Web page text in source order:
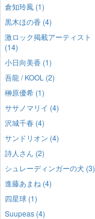
倉知玲鳳 (1)
黒木ほの香 (4)
激ロック掲載アーティスト
(14)
小日向美香 (1)
吾龍 / KOOL (2)
榊原優希 (1)
ササノマリイ (4)
沢城千春 (4)
サンドリオン (4)
詩人さん (2)
シュレーディンガーの犬 (3)
進藤あまね (4)
四星球 (1)
Suupeas (4)